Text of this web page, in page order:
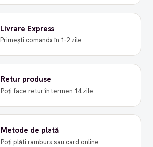
Livrare Express
Primești comanda în 1-2 zile
Retur produse
Poți face retur în termen 14 zile
Metode de plată
Poți plăti ramburs sau card online